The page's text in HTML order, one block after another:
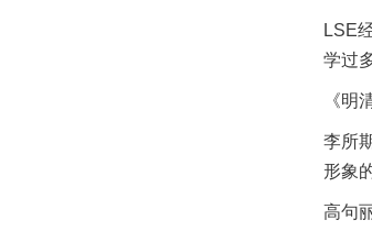
LSE
学过
《明
李所
形象
高句